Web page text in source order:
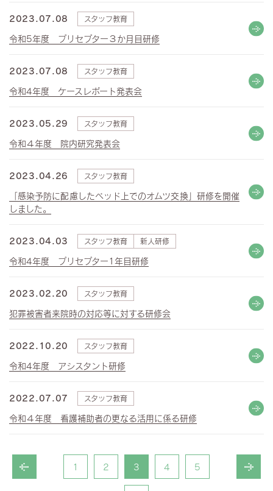
2023.07.08 スタッフ教育
令和5年度 プリセプター３か月目研修
2023.07.08 スタッフ教育
令和4年度 ケースレポート発表会
2023.05.29 スタッフ教育
令和４年度 院内研究発表会
2023.04.26 スタッフ教育
「感染予防に配慮したベッド上でのオムツ交換」研修を開催
しました。
2023.04.03 スタッフ教育 新人研修
令和4年度 プリセプター1年目研修
2023.02.20 スタッフ教育
犯罪被害者来院時の対応等に対する研修会
2022.10.20 スタッフ教育
令和4年度 アシスタント研修
2022.07.07 スタッフ教育
令和４年度 看護補助者の更なる活用に係る研修
1 2 3 4 5